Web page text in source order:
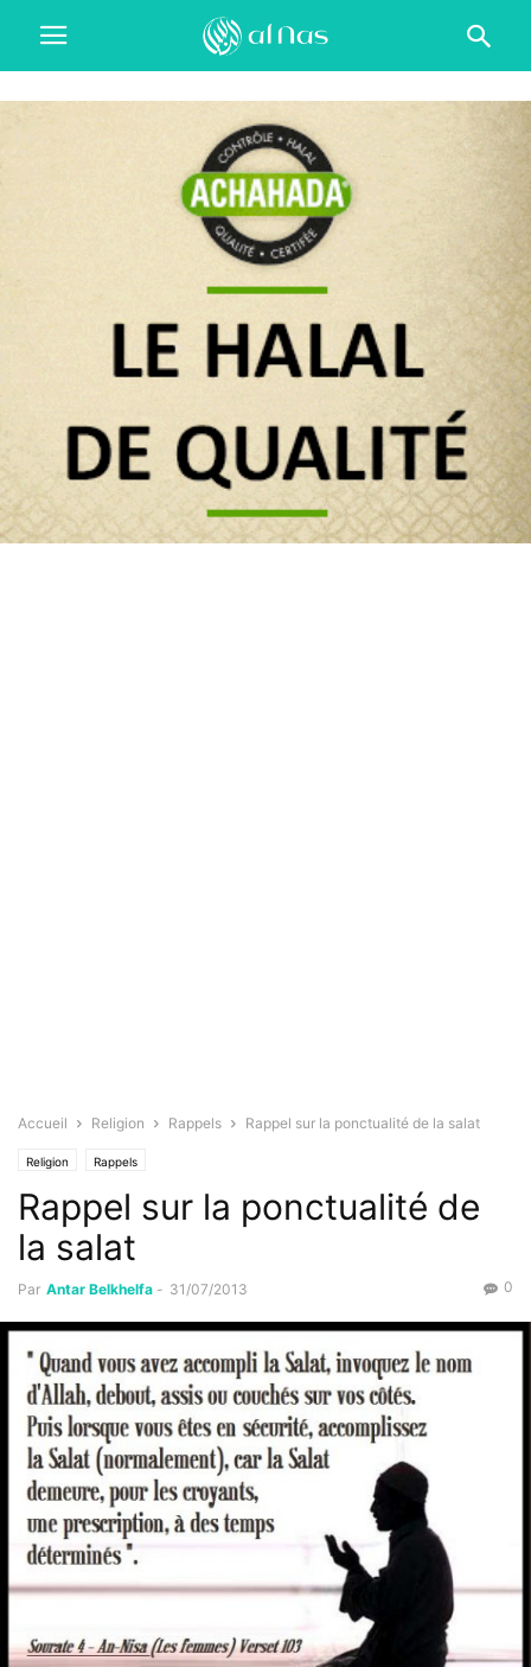
Accueil Religion Rappels Rappel sur la ponctualité de la salat
Religion Rappels
Rappel sur la ponctualité de
la salat
Par Antar Belkhelfa - 31/07/2013 0